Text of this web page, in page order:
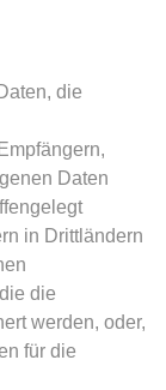
die
Daten
in Drittländern
die
werden, oder,
für die